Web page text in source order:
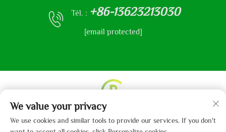
Tél. : +86-13623213030
[email protected]
Droits d'auteur © 2013-2024 par Hebei Gaibo Textile Co.,
We value your privacy
We use cookies and similar tools to provide our services. If you don't